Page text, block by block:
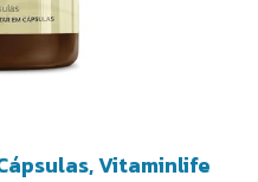
Vitaminlife